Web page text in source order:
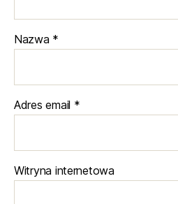
Nazwa *
Adres email *
Witryna internetowa